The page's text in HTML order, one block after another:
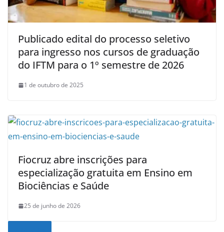
Publicado edital do processo seletivo
para ingresso nos cursos de graduação
do IFTM para o 1º semestre de 2026
1 de outubro de 2025
Fiocruz abre inscrições para
especialização gratuita em Ensino em
Biociências e Saúde
25 de junho de 2026